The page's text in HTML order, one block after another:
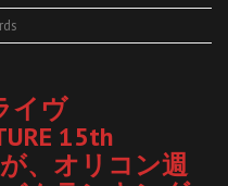
イヴ
15th
、オリコン週